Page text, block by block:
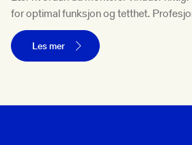
for optimal funksjon og tetthet.
Les mer